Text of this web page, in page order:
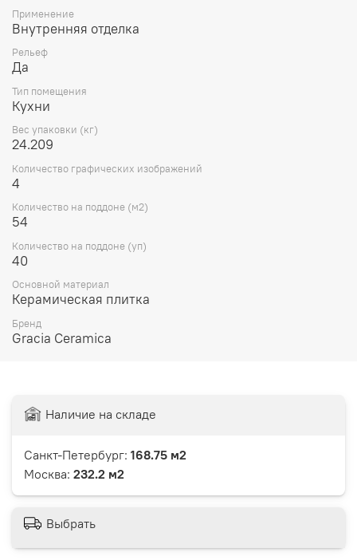
Применение
Внутренняя отделка
Рельеф
Да
Тип помещения
Кухни
Вес упаковки (кг)
24.209
Количество графических изображений
4
Количество на поддоне (м2)
54
Количество на поддоне (уп)
40
Основной материал
Керамическая плитка
Бренд
Gracia Ceramica
Наличие на складе
Санкт-Петербург: 168.75 м2
Москва: 232.2 м2
Выбрать